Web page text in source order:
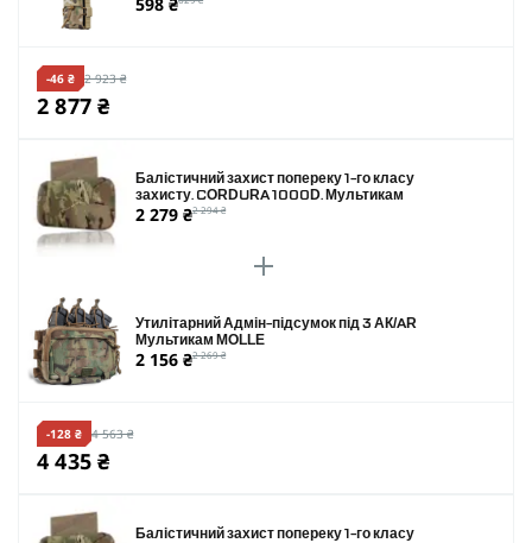
-46 ₴ 2 923 ₴
2 877 ₴
Балістичний захист попереку 1-го класу
захисту. CORDURA 1000D. Мультикам
2 279 ₴2 294 ₴
Утилітарний Адмін-підсумок під 3 АК/AR
Мультикам MOLLE
2 156 ₴2 269 ₴
-128 ₴ 4 563 ₴
4 435 ₴
Балістичний захист попереку 1-го класу